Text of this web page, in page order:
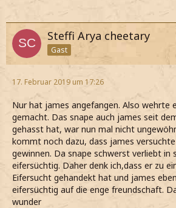
Steffi Arya cheetary
Gast
17. Februar 2019 um 17:26
Nur hat james angefangen. Also wehrte
gemacht. Das snape auch james seit
gehasst hat, war nun mal nicht
kommt noch dazu, dass james
gewinnen. Da snape schwerst verliebt in
eifersüchtig. Daher denk ich,dass er zu
Eifersucht gehandekt hat und james
eifersüchtig auf die enge freundschaft.
wunder